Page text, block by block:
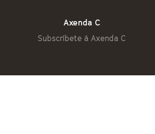
Axenda C
Subscríbete á Axenda C